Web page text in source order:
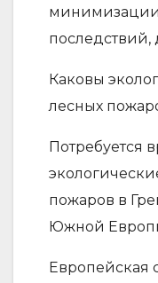
последствий,
Каковы
лесных
Потребуется
пожаров в
Южной
Европейская